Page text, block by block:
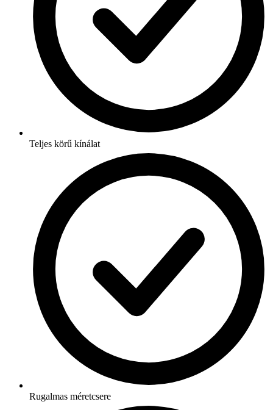
Teljes körű kínálat
Rugalmas méretcsere